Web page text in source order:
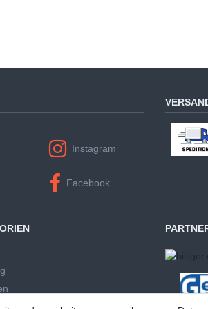
Instagram
Facebook